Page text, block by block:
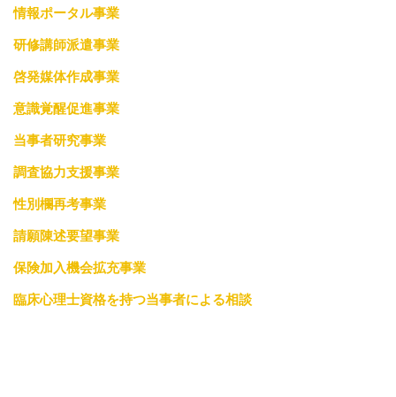
情報ポータル事業
研修講師派遣事業
啓発媒体作成事業
意識覚醒促進事業
当事者研究事業
調査協力支援事業
性別欄再考事業
請願陳述要望事業
保険加入機会拡充事業
臨床心理士資格を持つ当事者による相談